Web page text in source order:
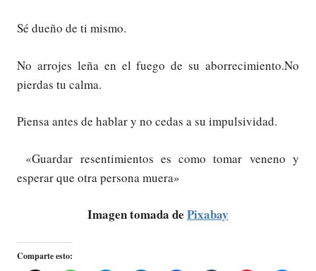
Sé dueño de ti mismo.
No arrojes leña en el fuego de su aborrecimiento.No
pierdas tu calma.
Piensa antes de hablar y no cedas a su impulsividad.
«Guardar resentimientos es como tomar veneno y
esperar que otra persona muera»
Imagen tomada de Pixabay
Comparte esto: